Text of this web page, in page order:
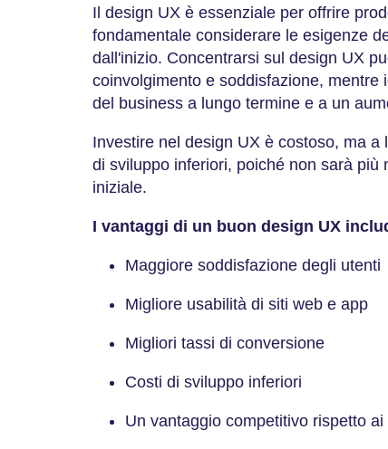
Il design UX è essenziale per offrire
fondamentale considerare le esigenze
dall'inizio. Concentrarsi sul design UX
coinvolgimento e soddisfazione,
del business a lungo termine e a un
Investire nel design UX è costoso, ma
di sviluppo inferiori, poiché non sarà più
iniziale.
I vantaggi di un buon design UX
Maggiore soddisfazione degli utenti
Migliore usabilità di siti web e app
Migliori tassi di conversione
Costi di sviluppo inferiori
Un vantaggio competitivo rispetto